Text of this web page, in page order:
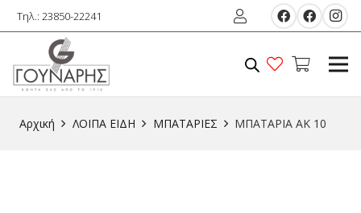
Τηλ.: 23850-22241
Αρχική ΛΟΙΠΑ ΕIΔΗ ΜΠΑΤΑΡΙΕΣ ΜΠΑΤΑΡΙΑ AK 10